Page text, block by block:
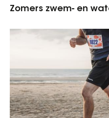
Zomers zwem- en